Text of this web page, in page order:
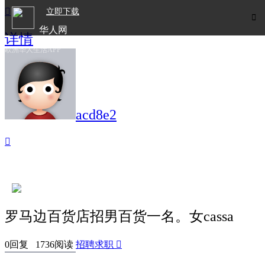

立即下载
华人网
欧洲华人生活APP

详情
acd8e2

罗马边百货店招男百货一名。女cassa
0回复 1736阅读 招聘求职 